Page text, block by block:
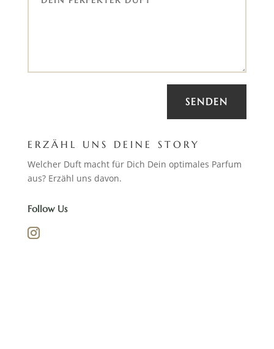
SENDEN
ERZÄHL UNS DEINE STORY
Welcher Duft macht für Dich Dein optimales Parfum
aus? Erzähl uns davon.
Follow Us